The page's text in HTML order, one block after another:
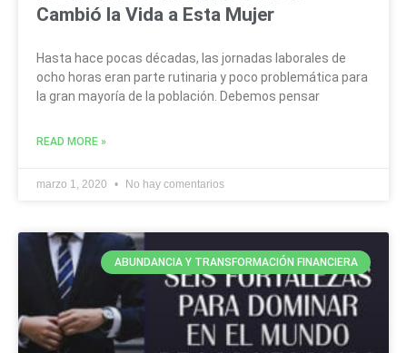
Cambió la Vida a Esta Mujer
Hasta hace pocas décadas, las jornadas laborales de
ocho horas eran parte rutinaria y poco problemática para
la gran mayoría de la población. Debemos pensar
READ MORE »
marzo 1, 2020 No hay comentarios
ABUNDANCIA Y TRANSFORMACIÓN FINANCIERA